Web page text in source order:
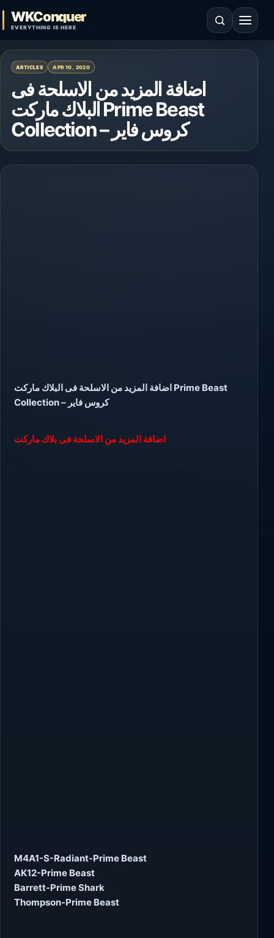
WKConquer
EVERYTHING IS HERE
Open search Open
ARTICLES APR 10, 2020
اضافة المزيد من الاسلحة فى
البلاك ماركت Prime Beast
Collection – كروس فاير
اضافة المزيد من الاسلحة فى البلاك ماركت Prime Beast
Collection – كروس فاير
اضافة المزيد من الاسلحة فى بلاك ماركت
M4A1-S-Radiant-Prime Beast
AK12-Prime Beast
Barrett-Prime Shark
Thompson-Prime Beast